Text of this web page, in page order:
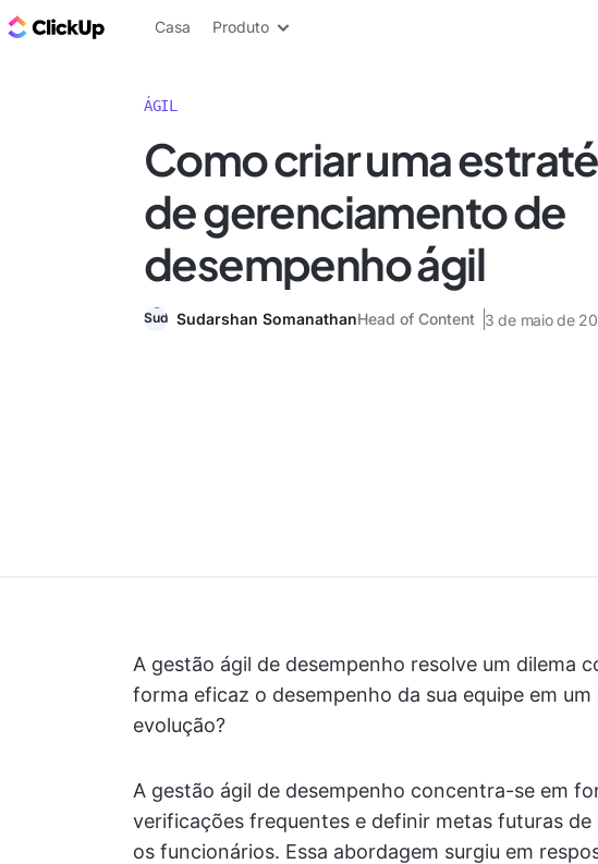
ClickUp Blogue
Casa Produto
ÁGIL
Como criar uma
de gerenciamento de
desempenho ágil
Sudarshan SomanathanHead of Content 3 de maio de
A gestão ágil de desempenho resolve um dilema
forma eficaz o desempenho da sua equipe em
evolução?
A gestão ágil de desempenho concentra-se em
verificações frequentes e definir metas futuras
os funcionários. Essa abordagem surgiu em